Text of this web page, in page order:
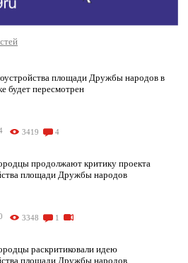
площади Дружбы народов в
будет пересмотрен
3419 4
продолжают критику проекта
площади Дружбы народов
3348 1
раскритиковали идею
площади Дружбы народов